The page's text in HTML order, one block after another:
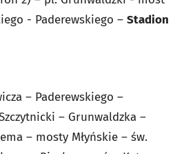
- Paderewskiego – Stadion
– Paderewskiego –
– Grunwaldzka –
– mosty Młyńskie – św.